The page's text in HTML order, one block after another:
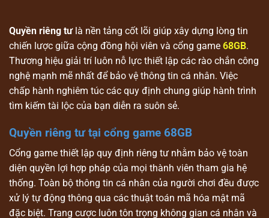
Quyền riêng tưlà nền tảng cốt lõi giúp xây dựng lòng tin
chiến lược giữa cộng đồng hội viên và cổng game 68GB.
Thương hiệu giải trí luôn nỗ lực thiết lập các rào chắn công
nghệ mạnh mẽ nhất để bảo vệ thông tin cá nhân. Việc
chấp hành nghiêm túc các quy định chung giúp hành trình
tìm kiếm tài lộc của bạn diễn ra suôn sẻ.
Quyền riêng tư tại cổng game 68GB
Cổng game thiết lập quy định riêng tư nhằm bảo vệ toàn
diện quyền lợi hợp pháp của mọi thành viên tham gia hệ
thống. Toàn bộ thông tin cá nhân của người chơi đều được
xử lý tự động thông qua các thuật toán mã hóa mật mã
đặc biệt. Trang cược luôn tôn trọng không gian cá nhân và